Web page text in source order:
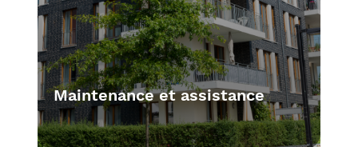
Maintenance et assistance